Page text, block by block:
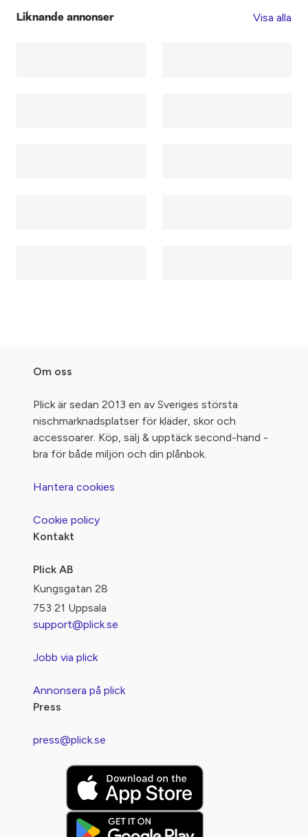
Liknande annonser Visa alla
Om oss
Plick är sedan 2013 en av Sveriges största
nischmarknadsplatser för kläder, skor och
accessoarer. Köp, sälj & upptäck second-hand -
bra för både miljön och din plånbok.
Hantera cookies
Cookie policy
Kontakt
Plick AB
Kungsgatan 28
753 21 Uppsala
support@plick.se
Jobb via plick
Annonsera på plick
Press
press@plick.se